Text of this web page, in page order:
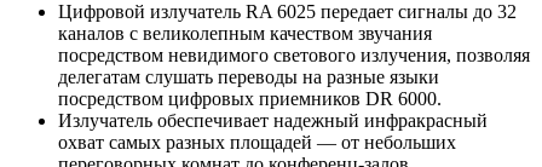
Цифровой излучатель RA 6025 передает сигналы до 32
каналов с великолепным качеством звучания
посредством невидимого светового излучения, позволяя
делегатам слушать переводы на разные языки
посредством цифровых приемников DR 6000.
Излучатель обеспечивает надежный инфракрасный
охват самых разных площадей — от небольших